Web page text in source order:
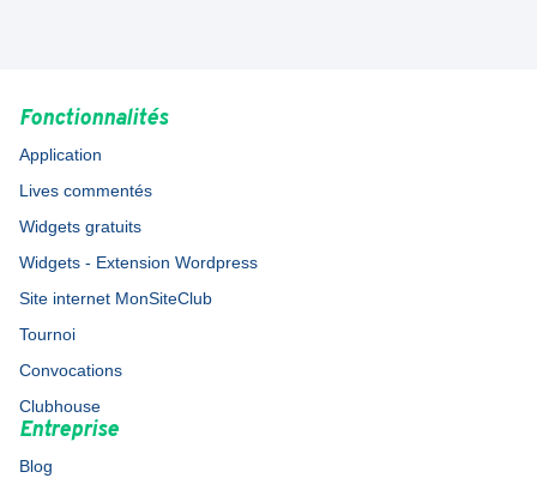
Fonctionnalités
Application
Lives commentés
Widgets gratuits
Widgets - Extension Wordpress
Site internet MonSiteClub
Tournoi
Convocations
Clubhouse
Entreprise
Blog